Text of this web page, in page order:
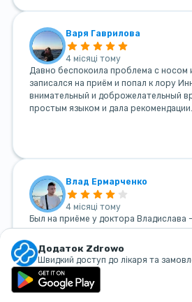
Додаток Zdrowo
Швидкий доступ до лікаря та
Варя Гаврилова
4 місяці тому
Давно беспокоила проблема с носом
записался на приём и попал к лору
внимательный и доброжелательный
простым языком и дала
Влад Ермарченко
4 місяці тому
Был на приёме у доктора Владислава
доволен. Доктор компетентный и
опытом. Помог решить мою проблему
врачей сейчас действительно сложно